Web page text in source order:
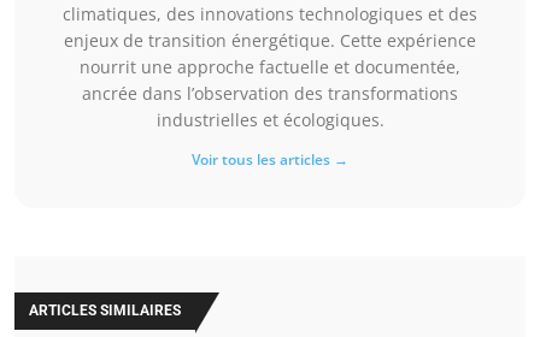
climatiques, des innovations technologiques et des
enjeux de transition énergétique. Cette expérience
nourrit une approche factuelle et documentée,
ancrée dans l’observation des transformations
industrielles et écologiques.
Voir tous les articles →
ARTICLES SIMILAIRES